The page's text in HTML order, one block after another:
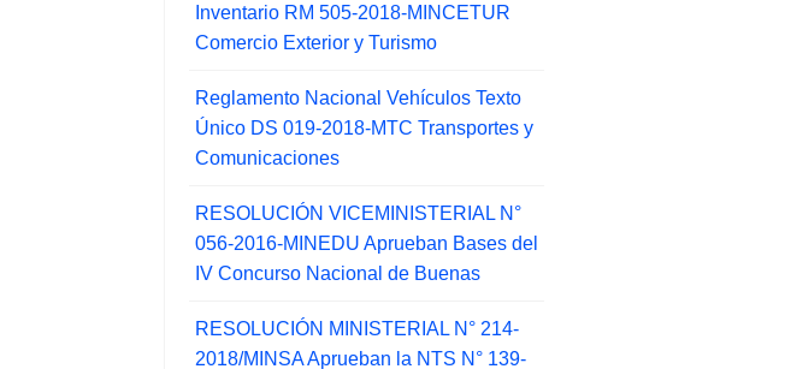
Inventario RM 505-2018-MINCETUR
Comercio Exterior y Turismo
Reglamento Nacional Vehículos Texto
Único DS 019-2018-MTC Transportes y
Comunicaciones
RESOLUCIÓN VICEMINISTERIAL N°
056-2016-MINEDU Aprueban Bases del
IV Concurso Nacional de Buenas
RESOLUCIÓN MINISTERIAL N° 214-
2018/MINSA Aprueban la NTS N° 139-